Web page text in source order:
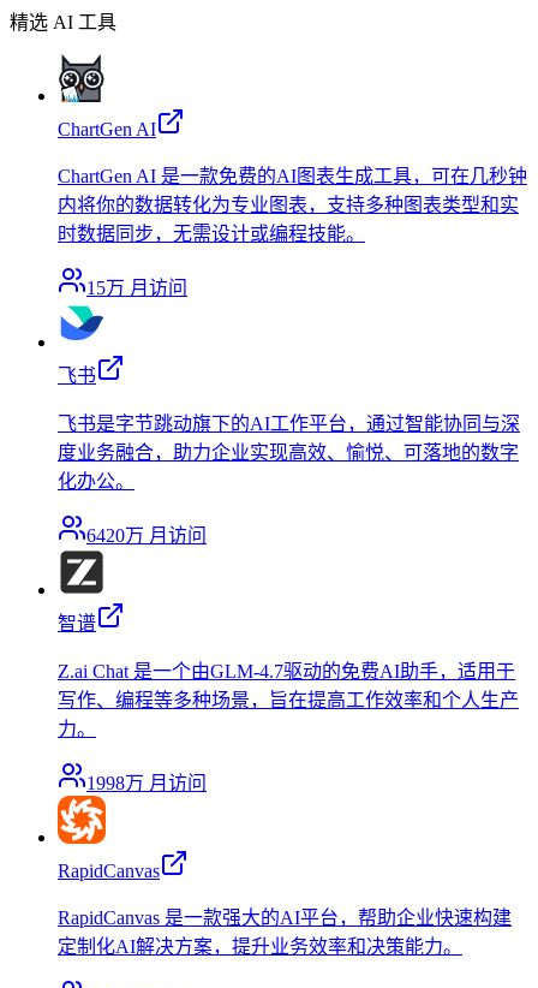
精选 AI 工具
ChartGen AI
ChartGen AI 是一款免费的AI图表生成工具，可在几秒钟
内将你的数据转化为专业图表，支持多种图表类型和实
时数据同步，无需设计或编程技能。
15万 月访问
飞书
飞书是字节跳动旗下的AI工作平台，通过智能协同与深
度业务融合，助力企业实现高效、愉悦、可落地的数字
化办公。
6420万 月访问
智谱
Z.ai Chat 是一个由GLM-4.7驱动的免费AI助手，适用于
写作、编程等多种场景，旨在提高工作效率和个人生产
力。
1998万 月访问
RapidCanvas
RapidCanvas 是一款强大的AI平台，帮助企业快速构建
定制化AI解决方案，提升业务效率和决策能力。